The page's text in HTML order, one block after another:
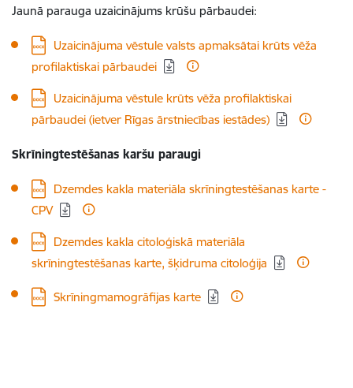
Jaunā parauga uzaicinājums krūšu pārbaudei:
Lejupielādēt:
Uzaicinājuma vēstule valsts apmaksātai krūts vēža
profilaktiskai pārbaudei
Lejupielādēt:
Uzaicinājuma vēstule krūts vēža profilaktiskai
pārbaudei (ietver Rīgas ārstniecības iestādes)
Skrīningtestēšanas karšu paraugi
Lejupielādēt:
Dzemdes kakla materiāla skrīningtestēšanas karte -
CPV
Lejupielādēt:
Dzemdes kakla citoloģiskā materiāla
skrīningtestēšanas karte, šķidruma citoloģija
Lejupielādēt:
Skrīningmamogrāfijas karte